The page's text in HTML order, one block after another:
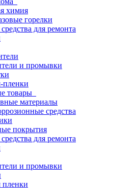
химия
горелки
для ремонта
и промывки
пленки
товары
материалы
средства
покрытия
для ремонта
и промывки
пленки